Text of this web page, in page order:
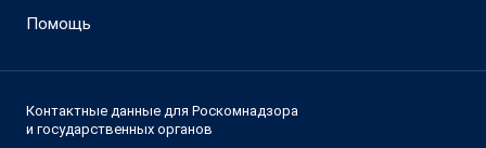
Помощь
Контактные данные для Роскомнадзора
и государственных органов